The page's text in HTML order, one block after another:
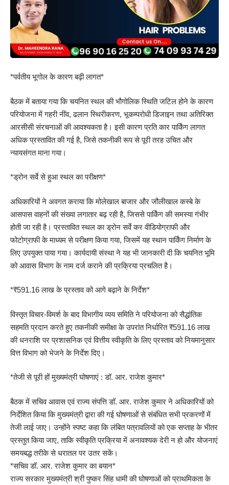
*पर्वतीय भूगोल के कारण बढ़ी लागत*
बैठक में बताया गया कि चयनित स्थल की भौगोलिक स्थिति जटिल होने के कारण
परियोजना में गहरी नींव, ढलान स्थिरीकरण, भूकम्परोधी डिजाइन तथा अतिरिक्त
आरसीसी संरचनाओं की आवश्यकता है। इसी कारण प्रति कार पार्किंग लागत
अधिक प्रस्तावित की गई है, जिसे तकनीकी रूप से पूरी तरह उचित और
न्यायसंगत माना गया।
*ड्रोन सर्वे से हुआ स्थल का परीक्षण*
अधिकारियों ने अवगत कराया कि मोलेखाल बाजार और जौलीखाल कस्बे के
आसपास वाहनों की संख्या लगातार बढ़ रही है, जिससे पार्किंग की समस्या गंभीर
होती जा रही है। प्रस्तावित स्थल का ड्रोन सर्वे कर वीडियोग्राफी और
फोटोग्राफी के माध्यम से परीक्षण किया गया, जिसमें यह स्थान पार्किंग निर्माण के
लिए उपयुक्त पाया गया। कार्यदायी संस्था ने यह भी जानकारी दी कि चयनित भूमि
को आवास विभाग के नाम दर्ज कराने की प्रक्रिया प्रचलित है।
*₹591.16 लाख के प्रस्ताव को आगे बढ़ाने के निर्देश*
विस्तृत विचार-विमर्श के बाद विभागीय व्यय समिति ने परियोजना को सैद्धांतिक
सहमति प्रदान करते हुए तकनीकी समीक्षा के उपरांत निर्धारित ₹591.16 लाख
की धनराशि पर प्रशासनिक एवं वित्तीय स्वीकृति के लिए प्रस्ताव को नियमानुसार
वित्त विभाग को भेजने के निर्देश दिए।
*तेजी से पूरी हों मुख्यमंत्री घोषणाएं : डॉ. आर. राजेश कुमार*
बैठक में सचिव आवास एवं राज्य संपत्ति डॉ. आर. राजेश कुमार ने अधिकारियों को
निर्देशित किया कि मुख्यमंत्री द्वारा की गई घोषणाओं से संबंधित सभी प्रकरणों में
तेजी लाई जाए। उन्होंने स्पष्ट कहा कि लंबित पत्रावलियों को एक सप्ताह के भीतर
प्रस्तुत किया जाए, ताकि स्वीकृति प्रक्रिया में अनावश्यक देरी न हो और योजनाएं
समयबद्ध तरीके से धरातल पर उतर सकें।
*सचिव डॉ. आर. राजेश कुमार का बयान*
राज्य सरकार मुख्यमंत्री श्री पुष्कर सिंह धामी की घोषणाओं को प्राथमिकता के